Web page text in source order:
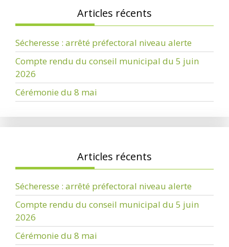
Articles récents
Sécheresse : arrêté préfectoral niveau alerte
Compte rendu du conseil municipal du 5 juin
2026
Cérémonie du 8 mai
Articles récents
Sécheresse : arrêté préfectoral niveau alerte
Compte rendu du conseil municipal du 5 juin
2026
Cérémonie du 8 mai